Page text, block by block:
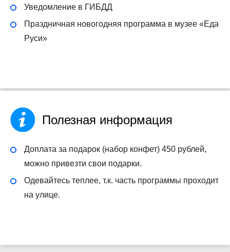
Уведомление в ГИБДД
Праздничная новогодняя программа в музее «Еда
Руси»
Полезная информация
Доплата за подарок (набор конфет) 450 рублей,
можно привезти свои подарки.
Одевайтесь теплее, т.к. часть программы проходит
на улице.